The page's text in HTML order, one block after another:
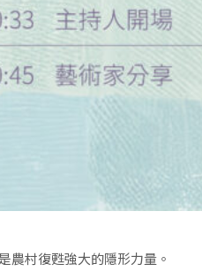
農村復甦強大的隱形力量。